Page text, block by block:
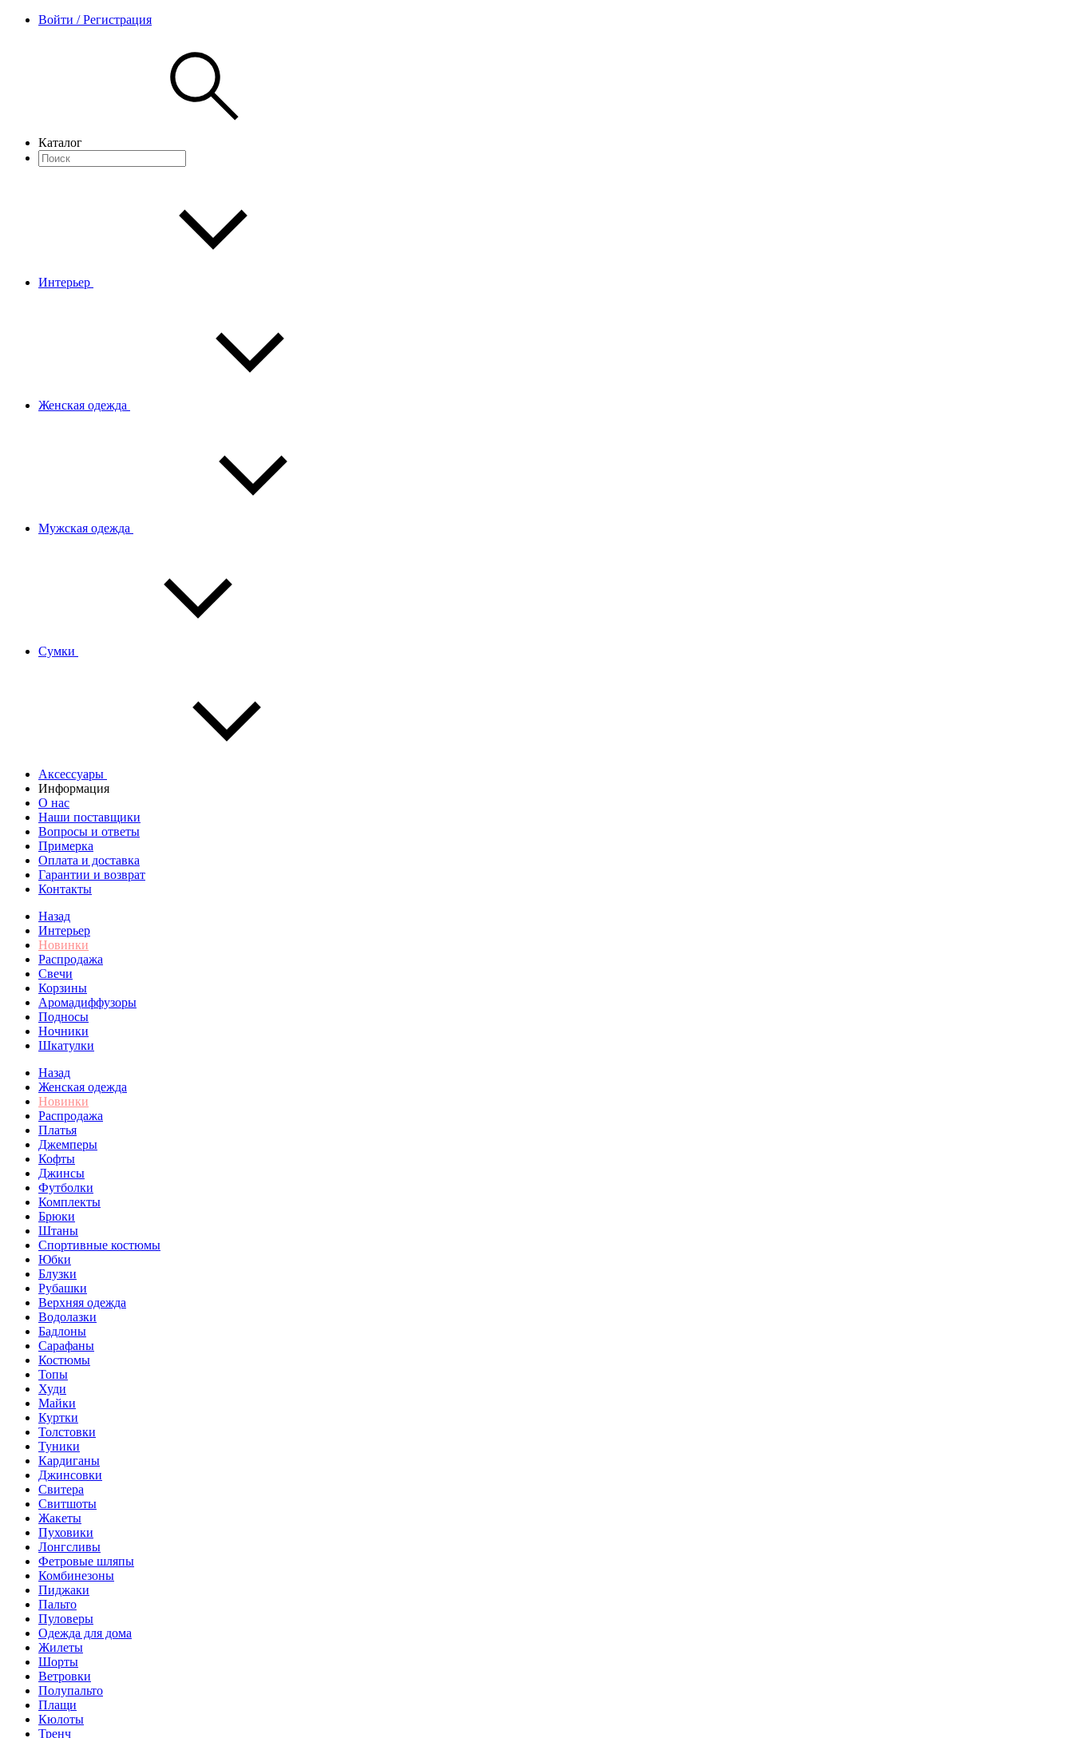
Войти / Регистрация
Каталог
Интерьер
Женская одежда
Мужская одежда
Сумки
Аксессуары
Информация
О нас
Наши поставщики
Вопросы и ответы
Примерка
Оплата и доставка
Гарантии и возврат
Контакты
Назад
Интерьер
Новинки
Распродажа
Свечи
Корзины
Аромадиффузоры
Подносы
Ночники
Шкатулки
Назад
Женская одежда
Новинки
Распродажа
Платья
Джемперы
Кофты
Джинсы
Футболки
Комплекты
Брюки
Штаны
Спортивные костюмы
Юбки
Блузки
Рубашки
Верхняя одежда
Водолазки
Бадлоны
Сарафаны
Костюмы
Топы
Худи
Майки
Куртки
Толстовки
Туники
Кардиганы
Джинсовки
Свитера
Свитшоты
Жакеты
Пуховики
Лонгсливы
Фетровые шляпы
Комбинезоны
Пиджаки
Пальто
Пуловеры
Одежда для дома
Жилеты
Шорты
Ветровки
Полупальто
Плащи
Кюлоты
Тренч